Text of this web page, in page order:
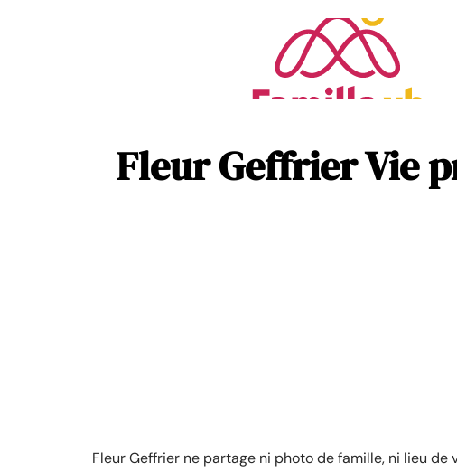
Fleur Geffrier Vie
Fleur Geffrier ne partage ni photo de famille, ni lieu